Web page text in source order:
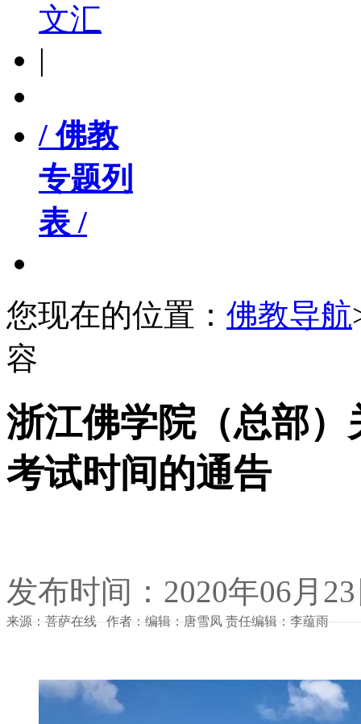
文汇
|
/ 佛教
专题列
表 /
您现在的位置： 佛教导航
容
浙江佛学院（总部）
考试时间的通告
发布时间：2020年06月
来源：菩萨在线 作者：编辑：唐雪凤 责任编辑：李蕴雨